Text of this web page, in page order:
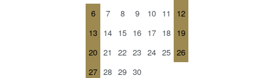
6
7 8 9 10 11
12
13 14 15 16 17 18 19
20 21 22 23 24 25 26
27 28 29 30